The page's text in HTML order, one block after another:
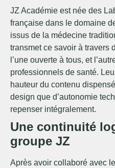
JZ Académie est née des
française dans le domaine
issus de la médecine
transmet ce savoir à travers
l’une ouverte à tous, et
professionnels de santé.
hauteur du contenu
design que d’autonomie
repenser intégralement.
Une continuité
groupe JZ
Après avoir collaboré avec